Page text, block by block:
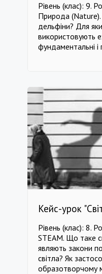
Рівень (клас): 9.
Природа
дельфіни? Для
використовують
фундаментальні і
Яку інформацію
одному? Мета:
життя морських
дельфінів,
еволюції та
Біологія клас 9
клас 9 Основи
клас 9 Історія
Кейс-урок
Рівень (клас): 8.
STEAM. Що таке
являють закони
світла? Як
образотворчому